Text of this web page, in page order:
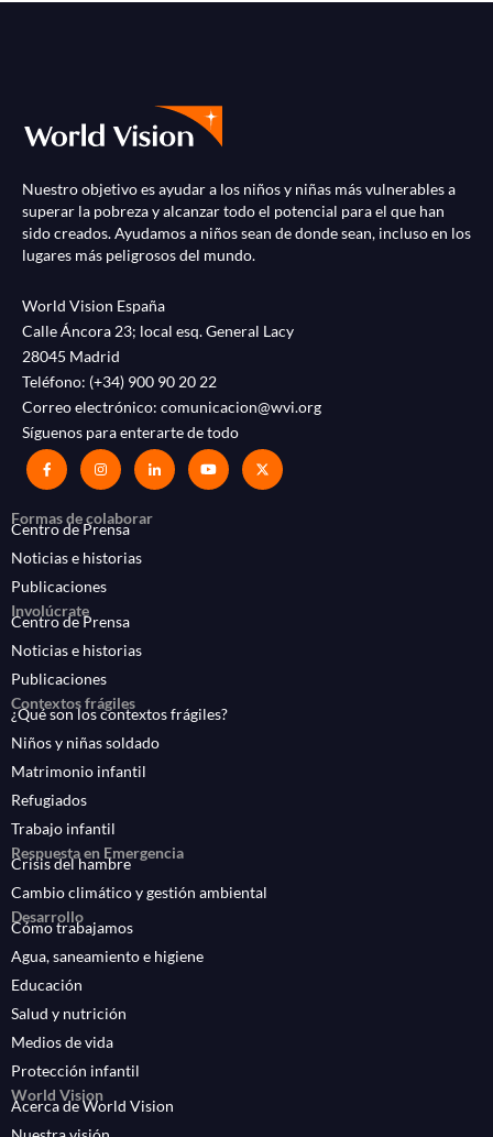
Nuestro objetivo es ayudar a los niños y niñas más vulnerables a
superar la pobreza y alcanzar todo el potencial para el que han
sido creados. Ayudamos a niños sean de donde sean, incluso en los
lugares más peligrosos del mundo.
World Vision España
Calle Áncora 23; local esq. General Lacy
28045 Madrid
Teléfono: (+34) 900 90 20 22
Correo electrónico: comunicacion@wvi.org
Síguenos para enterarte de todo
Formas de colaborar
Centro de Prensa
Noticias e historias
Publicaciones
Involúcrate
Centro de Prensa
Noticias e historias
Publicaciones
Contextos frágiles
¿Qué son los contextos frágiles?
Niños y niñas soldado
Matrimonio infantil
Refugiados
Trabajo infantil
Respuesta en Emergencia
Crisis del hambre
Cambio climático y gestión ambiental
Desarrollo
Cómo trabajamos
Agua, saneamiento e higiene
Educación
Salud y nutrición
Medios de vida
Protección infantil
World Vision
Acerca de World Vision